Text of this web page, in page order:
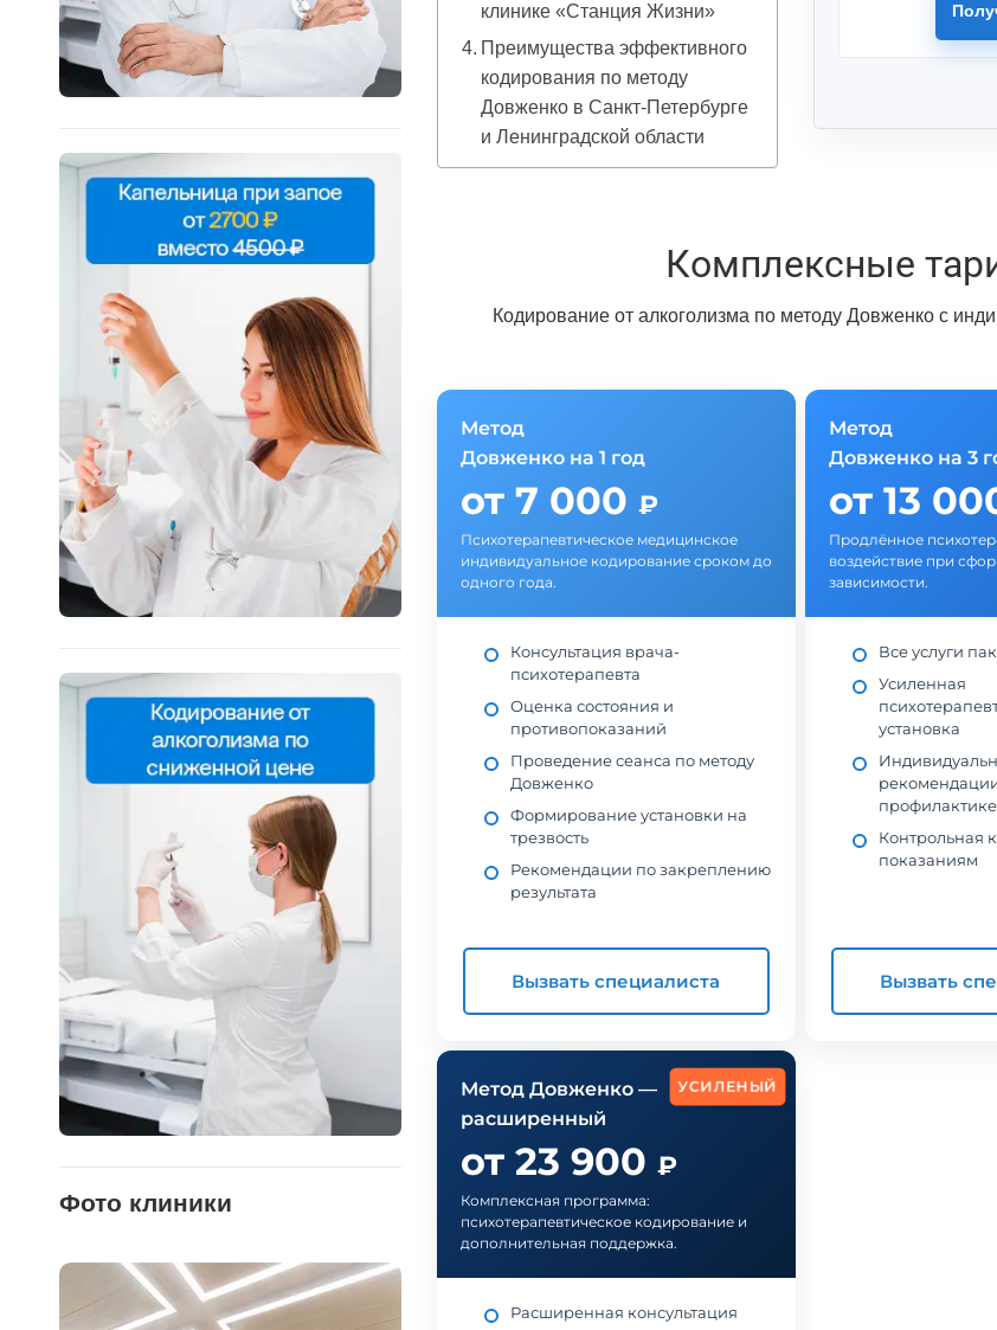
Фото клиники
клинике «Станция Жизни»
Преимущества эффективного
кодирования по методу
Довженко в Санкт-Петербурге
и Ленинградской области
Комплексные
Кодирование от алкоголизма по методу Довженко с
Метод
Довженко на 1 год
от 7 000 ₽
Психотерапевтическое медицинское
индивидуальное кодирование сроком до
одного года.
Консультация врача-
психотерапевта
Оценка состояния и
противопоказаний
Проведение сеанса по методу
Довженко
Формирование установки на
трезвость
Рекомендации по закреплению
результата
Вызвать специалиста
Метод
Довженко на 3
от 13
Продлённое
воздействие при
зависимости.
Все услуги
Усиленная
установка
Контрольная
показаниям
Вызвать
УСИЛЕНЫЙ
Метод Довженко —
расширенный
от 23 900 ₽
Комплексная программа:
психотерапевтическое кодирование и
дополнительная поддержка.
Расширенная консультация